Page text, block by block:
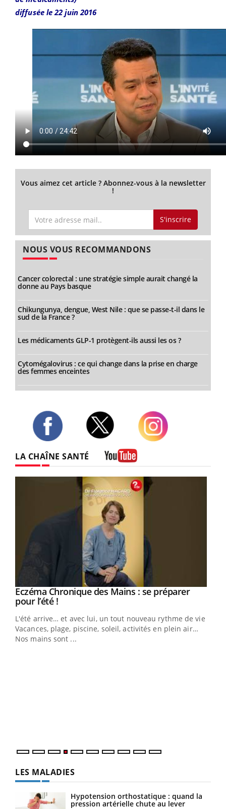
diffusée le 22 juin 2016
Vous aimez cet article ? Abonnez-vous à la newsletter
!
S'inscrire
NOUS VOUS RECOMMANDONS
Cancer colorectal : une stratégie simple aurait changé la
donne au Pays basque
Chikungunya, dengue, West Nile : que se passe-t-il dans le
sud de la France ?
Les médicaments GLP-1 protègent-ils aussi les os ?
Cytomégalovirus : ce qui change dans la prise en charge
des femmes enceintes
LA CHAÎNE SANTÉ
Youtube
Eczéma Chronique des Mains : se préparer
pour l’été !Youtube
L'été arrive… et avec lui, un tout nouveau rythme de vie !
Vacances, plage, piscine, soleil, activités en plein air…
Nos mains sont ...
LES MALADIES
Hypotension orthostatique : quand la
pression artérielle chute au lever